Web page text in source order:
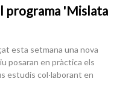
programa 'Mislata
esta setmana una nova
posaran en pràctica els
estudis col·laborant en